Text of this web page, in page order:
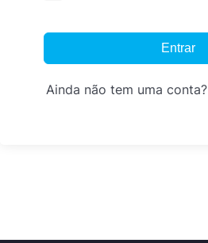
Entrar
Ainda não tem uma conta?